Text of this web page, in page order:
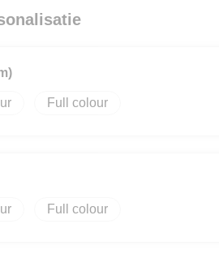
Full colour
Full colour